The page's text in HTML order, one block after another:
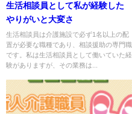
生活相談員として私が経験した
やりがいと大変さ
生活相談員は介護施設で必ず1名以上の配
置が必要な職種であり、相談援助の専門職
です。私は生活相談員として働いていた経
験がありますが、その業務は...